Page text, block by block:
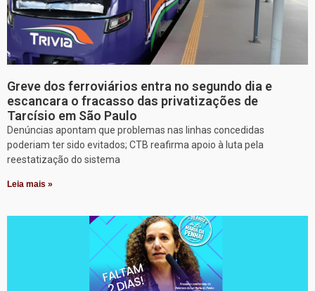
Greve dos ferroviários entra no segundo dia e
escancara o fracasso das privatizações de
Tarcísio em São Paulo
Denúncias apontam que problemas nas linhas concedidas
poderiam ter sido evitados; CTB reafirma apoio à luta pela
reestatização do sistema
Leia mais »